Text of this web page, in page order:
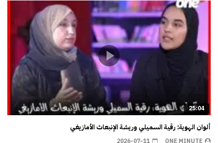
25:04
ألوان الهوية: رقية السميلي وريشة الإنبعاث الأمازيغي
ONE MINUTE
2026-07-11